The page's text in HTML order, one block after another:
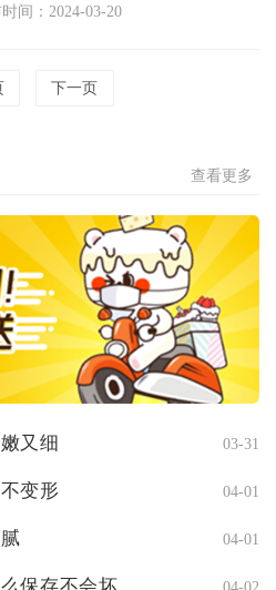
。现在，让我们来了解一
间：2024-03-20
下一页
查看更多
又细 03-31
变形 04-01
04-01
04-02